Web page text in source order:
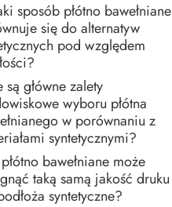
sposób płótno bawełniane
się do alternatyw
pod względem
są główne zalety
wyboru płótna
w porównaniu z
syntetycznymi?
bawełniane może
taką samą jakość druku
syntetyczne?